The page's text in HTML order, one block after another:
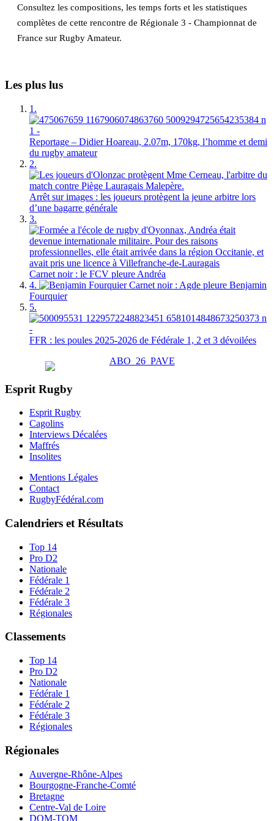
Consultez les compositions, les temps forts et les statistiques
complètes de cette rencontre de Régionale 3 - Championnat de
France sur Rugby Amateur.
Les plus lus
1.
Reportage – Didier Hoareau, 2.07m, 170kg, l’homme et demi
du rugby amateur
2.
Arrêt sur images : les joueurs protègent la jeune arbitre lors
d’une bagarre générale
3.
Carnet noir : le FCV pleure Andréa
4.
Carnet noir : Agde pleure Benjamin
Fourquier
5.
FFR : les poules 2025-2026 de Fédérale 1, 2 et 3 dévoilées
Esprit Rugby
Esprit Rugby
Cagolins
Interviews Décalées
Maffrés
Insolites
Mentions Légales
Contact
RugbyFédéral.com
Calendriers et Résultats
Top 14
Pro D2
Nationale
Fédérale 1
Fédérale 2
Fédérale 3
Régionales
Classements
Top 14
Pro D2
Nationale
Fédérale 1
Fédérale 2
Fédérale 3
Régionales
Régionales
Auvergne-Rhône-Alpes
Bourgogne-Franche-Comté
Bretagne
Centre-Val de Loire
DOM-TOM